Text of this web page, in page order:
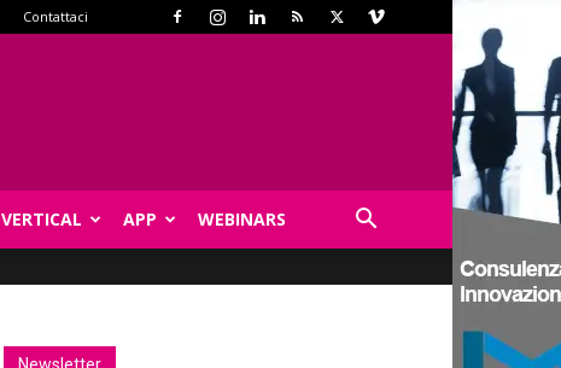
Contattaci
VERTICAL APP WEBINARS